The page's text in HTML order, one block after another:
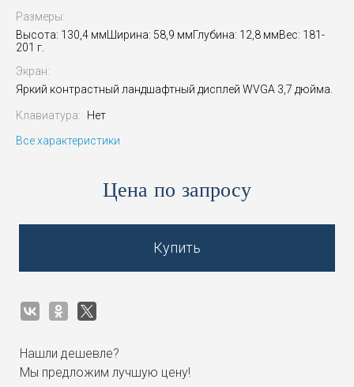
Размеры:
Высота: 130,4 ммШирина: 58,9 ммГлубина: 12,8 ммВес: 181-
201 г.
Экран:
Яркий контрастный ландшафтный дисплей WVGA 3,7 дюйма.
Клавиатура:
Нет
Все характеристики
Цена по запросу
Купить
Нашли дешевле?
Мы предложим лучшую цену!